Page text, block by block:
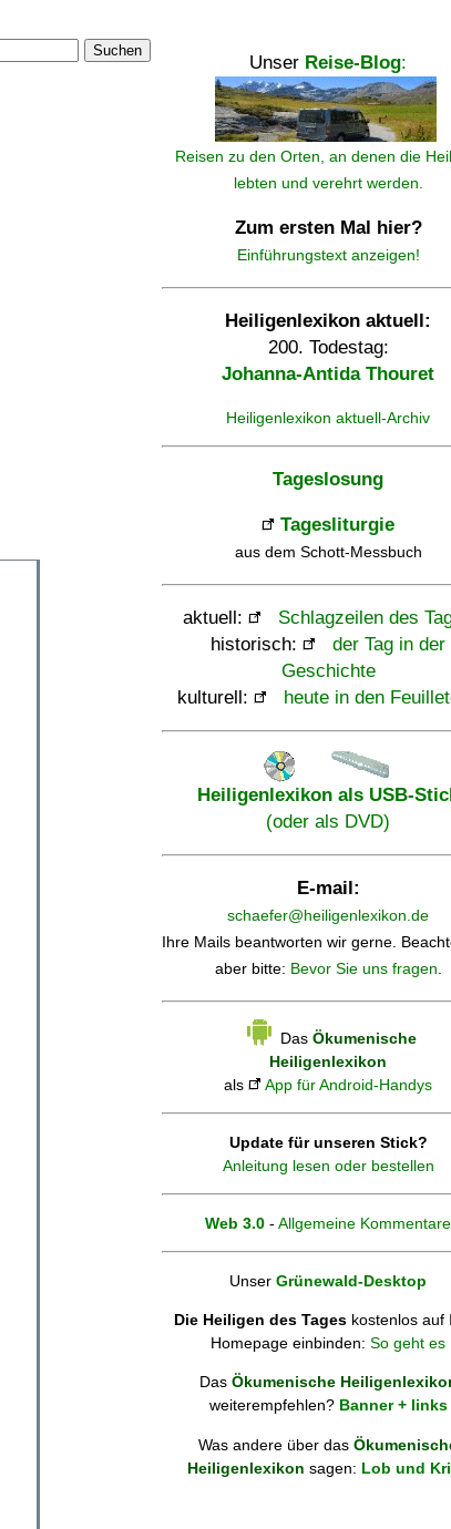
Suchen
Unser Reise-Blog:
Reisen zu den Orten, an denen die
lebten und verehrt werden.
Zum ersten Mal hier?
Einführungstext anzeigen!
Heiligenlexikon aktuell:
200. Todestag:
Johanna-Antida Thouret
Heiligenlexikon aktuell-Archiv
Tageslosung
Tagesliturgie
aus dem Schott-Messbuch
aktuell:
Schlagzeilen des
historisch:
der Tag in der
Geschichte
kulturell:
heute in den
Heiligenlexikon als USB-
(oder als DVD)
E-mail:
schaefer@heiligenlexikon.de
Ihre Mails beantworten wir gerne.
aber bitte: Bevor Sie uns fragen.
Das Ökumenische
Heiligenlexikon
als
App für Android-Handys
Update für unseren Stick?
Anleitung lesen oder bestellen
Web 3.0 - Allgemeine Kommentare
Unser Grünewald-Desktop
Die Heiligen des Tages kostenlos auf
Homepage einbinden: So geht es
Das Ökumenische
weiterempfehlen? Banner + links
Was andere über das
Heiligenlexikon sagen: Lob und